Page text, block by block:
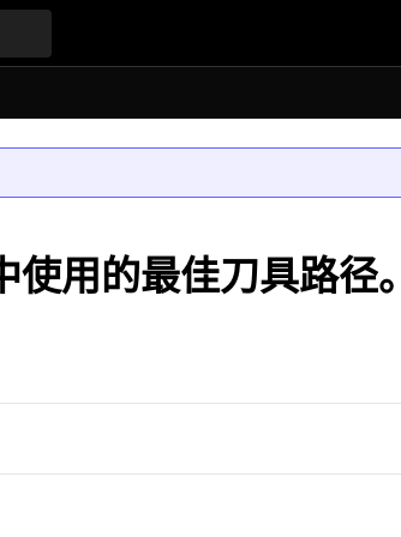
用的最佳刀具路径。